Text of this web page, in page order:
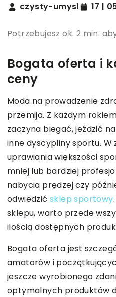
czysty-umysl 17 |
Potrzebujesz ok. 2 min.
Bogata oferta i
ceny
Moda na prowadzenie
przemija. Z każdym
zaczyna biegać, jeździć
inne dyscypliny sportu. W
uprawiania większości
mniej lub bardziej
nabycia prędzej czy
odwiedzićsklep sportowy
sklepu, warto przede
ilością dostępnych
Bogata oferta jest
amatorów i
jeszcze wyrobionego
optymalnych produktów